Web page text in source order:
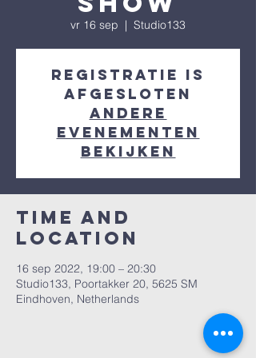
vr 16 sep
  |
Studio133
Registratie is
afgesloten
Andere
evenementen
bekijken
Time and
Location
16 sep 2022, 19:00 – 20:30
Studio133, Poortakker 20, 5625 SM
Eindhoven, Netherlands